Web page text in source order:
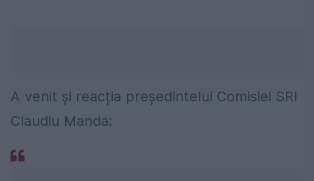
A venit și reacția președintelui Comisiei SRI
Claudiu Manda: